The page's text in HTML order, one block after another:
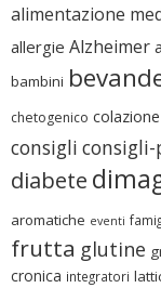
alimentazione
allergie Alzheimer
bambini
chetogenico colazione
consigli
diabete
aromatiche eventi
frutta glutine
cronica integratori